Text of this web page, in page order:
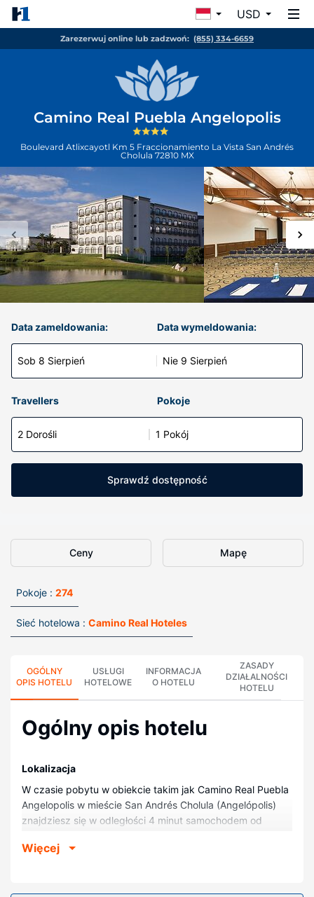
USD
Zarezerwuj online lub zadzwoń: (855) 334-6659
Camino Real Puebla Angelopolis
Boulevard Atlixcayotl Km 5 Fraccionamiento La Vista San Andrés
Cholula 72810 MX
Data zameldowania:
Sob 8 Sierpień
Data wymeldowania:
Nie 9 Sierpień
Travellers Pokoje
2 Dorośli 1 Pokój
Sprawdź dostępność
Ceny Mapę
Pokoje : 274
Sieć hotelowa : Camino Real Hoteles
OGÓLNY
OPIS HOTELU
USŁUGI
HOTELOWE
INFORMACJA
O HOTELU
ZASADY
DZIAŁALNOŚCI
HOTELU
Ogólny opis hotelu
Lokalizacja
W czasie pobytu w obiekcie takim jak Camino Real Puebla
Angelopolis w mieście San Andrés Cholula (Angelópolis)
znajdziesz się w odległości 4 minut samochodem od
od miejsca takiego jak Katedra w Puebli. Hotel znajduje się
Więcej